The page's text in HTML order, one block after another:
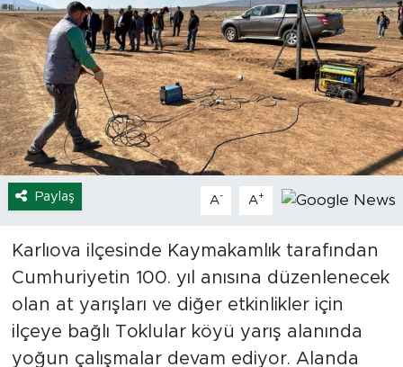
Paylaş A- A+
Karlıova ilçesinde Kaymakamlık tarafından
Cumhuriyetin 100. yıl anısına düzenlenecek
olan at yarışları ve diğer etkinlikler için
ilçeye bağlı Toklular köyü yarış alanında
yoğun çalışmalar devam ediyor. Alanda
Yaşam
Sağlık
Eğitim
Ekonomi
Tavz Der
Bingöl Kaza Haberleri